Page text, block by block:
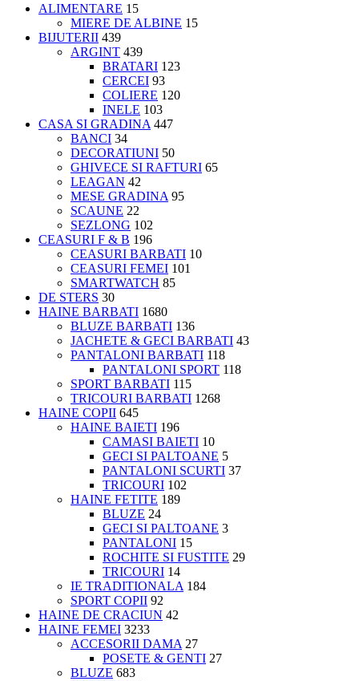
ALIMENTARE 15
MIERE DE ALBINE 15
BIJUTERII 439
ARGINT 439
BRATARI 123
CERCEI 93
COLIERE 120
INELE 103
CASA SI GRADINA 447
BANCI 34
DECORATIUNI 50
GHIVECE SI RAFTURI 65
LEAGAN 42
MESE GRADINA 95
SCAUNE 22
SEZLONG 102
CEASURI F & B 196
CEASURI BARBATI 10
CEASURI FEMEI 101
SMARTWATCH 85
DE STERS 30
HAINE BARBATI 1680
BLUZE BARBATI 136
JACHETE & GECI BARBATI 43
PANTALONI BARBATI 118
PANTALONI SPORT 118
SPORT BARBATI 115
TRICOURI BARBATI 1268
HAINE COPII 645
HAINE BAIETI 196
CAMASI BAIETI 10
GECI SI PALTOANE 5
PANTALONI SCURTI 37
TRICOURI 102
HAINE FETITE 189
BLUZE 24
GECI SI PALTOANE 3
PANTALONI 15
ROCHITE SI FUSTITE 29
TRICOURI 14
IE TRADITIONALA 184
SPORT COPII 92
HAINE DE CRACIUN 42
HAINE FEMEI 3233
ACCESORII DAMA 27
POSETE & GENTI 27
BLUZE 683